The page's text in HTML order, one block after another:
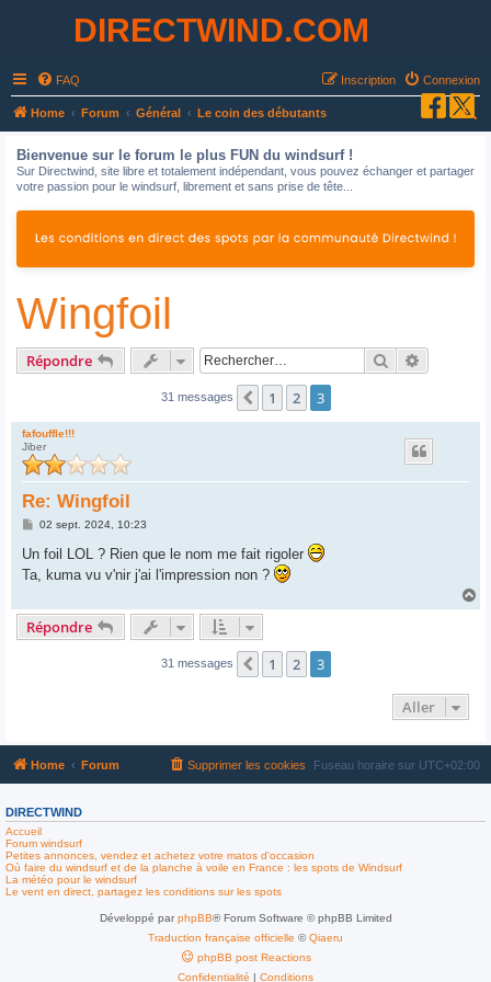
DIRECTWIND.COM
FAQ Connexion
Inscription
Home Forum Général Le coin des débutants
Bienvenue sur le forum le plus FUN du windsurf !
Sur Directwind, site libre et totalement indépendant, vous pouvez échanger et partager
votre passion pour le windsurf, librement et sans prise de tête...
Wingfoil
Répondre Rechercher
31 messages Précédent
1 2 3
fafouffle!!!
Jiber
Re: Wingfoil
M
s
s
a
02 sept. 2024, 10:23
Un foil LOL ? Rien que le nom me fait rigoler
Ta, kuma vu v'nir j'ai l'impression non ?
a
Répondre
31 messages Précédent
1 2 3
Aller
Home Forum Fuseau horaire sur UTC+02:00
Supprimer les cookies
DIRECTWIND
Accueil
Forum windsurf
Petites annonces, vendez et achetez votre matos d'occasion
Où faire du windsurf et de la planche à voile en France : les spots de Windsurf
La météo pour le windsurf
Le vent en direct, partagez les conditions sur les spots
Développé parphpBB® Forum Software © phpBB Limited
Traduction française officielle ©Qiaeru
phpBB post Reactions
Confidentialité | Conditions